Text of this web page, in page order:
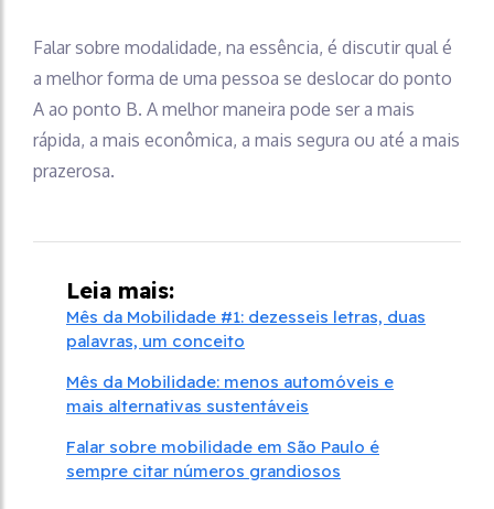
Falar sobre modalidade, na essência, é discutir qual é
a melhor forma de uma pessoa se deslocar do ponto
A ao ponto B. A melhor maneira pode ser a mais
rápida, a mais econômica, a mais segura ou até a mais
prazerosa.
Leia mais:
Mês da Mobilidade #1: dezesseis letras, duas
palavras, um conceito
Mês da Mobilidade: menos automóveis e
mais alternativas sustentáveis
Falar sobre mobilidade em São Paulo é
sempre citar números grandiosos